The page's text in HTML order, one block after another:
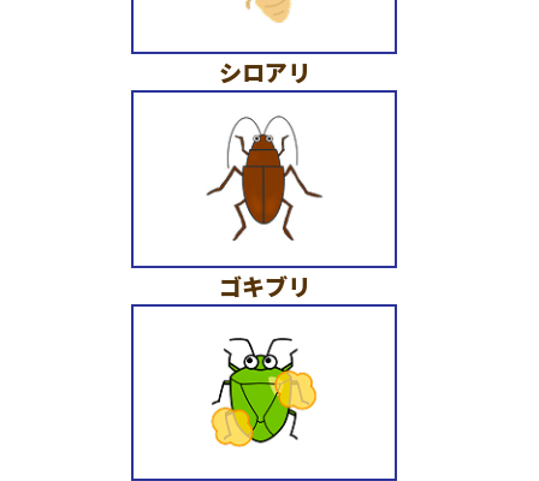
シロアリ
ゴキブリ